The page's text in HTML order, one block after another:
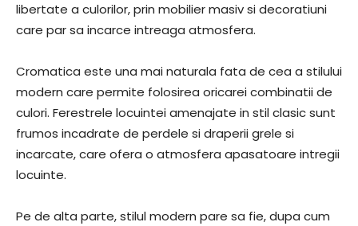
libertate a culorilor, prin mobilier masiv si decoratiuni
care par sa incarce intreaga atmosfera.
Cromatica este una mai naturala fata de cea a stilului
modern care permite folosirea oricarei combinatii de
culori. Ferestrele locuintei amenajate in stil clasic sunt
frumos incadrate de perdele si draperii grele si
incarcate, care ofera o atmosfera apasatoare intregii
locuinte.
Pe de alta parte, stilul modern pare sa fie, dupa cum